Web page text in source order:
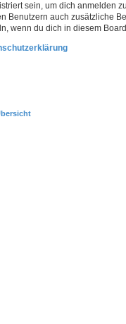
sein, um dich anmelden
Benutzern auch zusätzliche
wenn du dich in diesem